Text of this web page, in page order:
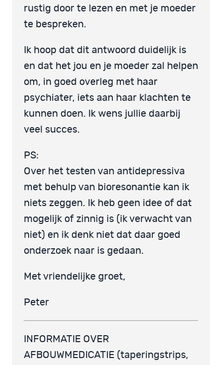
rustig door te lezen en met je moeder
te bespreken.
Ik hoop dat dit antwoord duidelijk is
en dat het jou en je moeder zal helpen
om, in goed overleg met haar
psychiater, iets aan haar klachten te
kunnen doen. Ik wens jullie daarbij
veel succes.
PS:
Over het testen van antidepressiva
met behulp van bioresonantie kan ik
niets zeggen. Ik heb geen idee of dat
mogelijk of zinnig is (ik verwacht van
niet) en ik denk niet dat daar goed
onderzoek naar is gedaan.
Met vriendelijke groet,
Peter
INFORMATIE OVER
AFBOUWMEDICATIE (taperingstrips,